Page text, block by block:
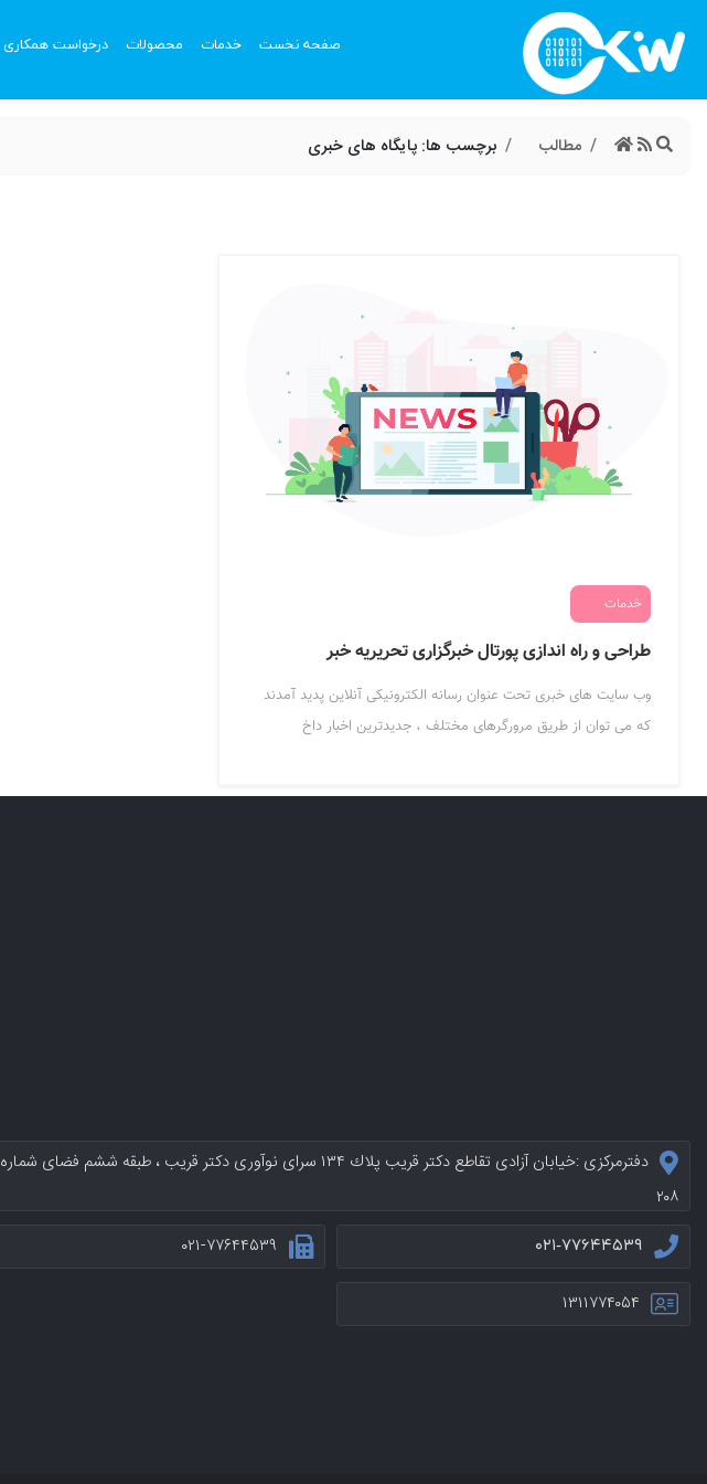
صفحه نخست خدمات محصولات درخواست همکاری
مطالب برچسب ها: پایگاه های خبری
خدمات
طراحی و راه اندازی پورتال خبرگزاری تحریریه خبر
وب سایت های خبری تحت عنوان رسانه الکترونیکی آنلاین پدید آمدند
که می توان از طریق مرورگرهای مختلف ، جدیدترین اخبار داخ
دفترمرکزی :خيابان آزادی تقاطع دکتر قریب پلاك ۱۳۴ سرای نوآوری دکتر قریب ، طبقه ششم فضای شماره
۲۰۸
۰۲۱-۷۷۶۴۴۵۳۹ ۰۲۱-۷۷۶۴۴۵۳۹